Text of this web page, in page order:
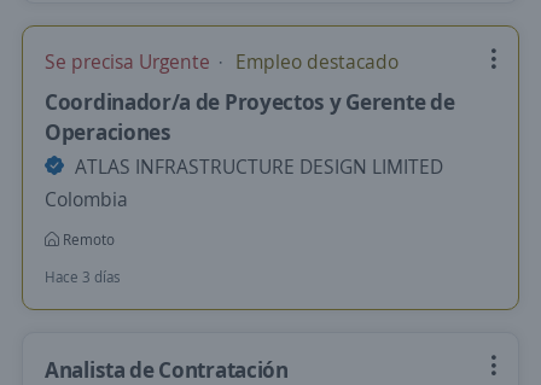
Se precisa Urgente Empleo destacado
Coordinador/a de Proyectos y Gerente de
Operaciones
ATLAS INFRASTRUCTURE DESIGN LIMITED
Colombia
Remoto
Hace 3 días
Analista de Contratación